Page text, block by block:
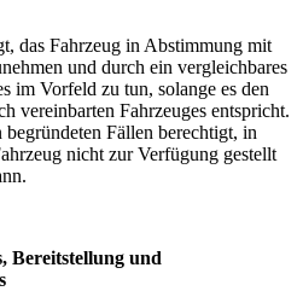
das Fahrzeug in Abstimmung mit
und durch ein vergleichbares
im Vorfeld zu tun, solange es den
vereinbarten Fahrzeuges entspricht.
Fällen berechtigt, in
nicht zur Verfügung gestellt
Bereitstellung und